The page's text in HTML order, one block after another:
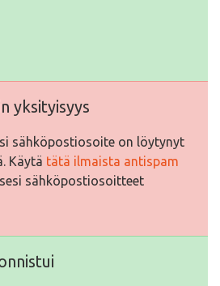
yksityisyys
sähköpostiosoite on löytynyt
Käytä tätä ilmaista antispam
sähköpostiosoitteet